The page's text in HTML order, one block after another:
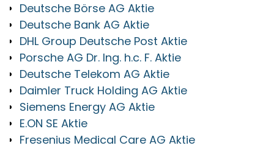
Deutsche Börse AG Aktie
Deutsche Bank AG Aktie
DHL Group Deutsche Post Aktie
Porsche AG Dr. Ing. h.c. F. Aktie
Deutsche Telekom AG Aktie
Daimler Truck Holding AG Aktie
Siemens Energy AG Aktie
E.ON SE Aktie
Fresenius Medical Care AG Aktie